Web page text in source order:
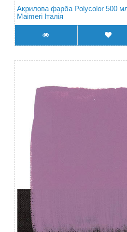
Акрилова фарба Polycolor 500
Maimeri Італія